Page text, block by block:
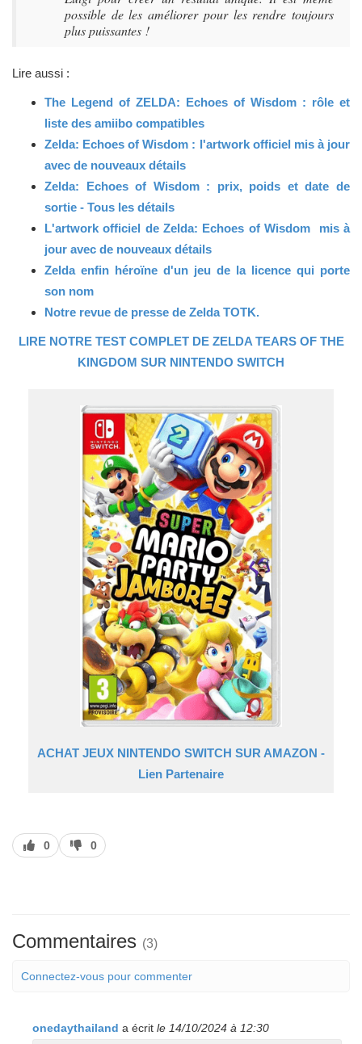
possible de les améliorer pour les rendre toujours
plus puissantes !
Lire aussi :
The Legend of ZELDA: Echoes of Wisdom : rôle et
liste des amiibo compatibles
Zelda: Echoes of Wisdom : l'artwork officiel mis à jour
avec de nouveaux détails
Zelda: Echoes of Wisdom : prix, poids et date de
sortie - Tous les détails
L'artwork officiel de Zelda: Echoes of Wisdom mis à
jour avec de nouveaux détails
Zelda enfin héroïne d'un jeu de la licence qui porte
son nom
Notre revue de presse de Zelda TOTK.
LIRE NOTRE TEST COMPLET DE ZELDA TEARS OF THE
KINGDOM SUR NINTENDO SWITCH
ACHAT JEUX NINTENDO SWITCH SUR AMAZON -
Lien Partenaire
J’aime
0
J’aime
pas
0
Commentaires (3)
Connectez-vous pour commenter
onedaythailand a écrit le 14/10/2024 à 12:30